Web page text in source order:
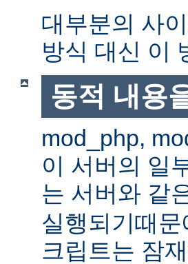
대부분의 사
방식 대신 이
동적 내용
mod_php,
이 서버의 일
는 서버와 같
실행되기때
크립트는 잠